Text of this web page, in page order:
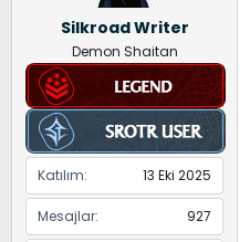
h
i
Silkroad Writer
Demon Shaitan
Katılım 13 Eki 2025
Mesajlar 927